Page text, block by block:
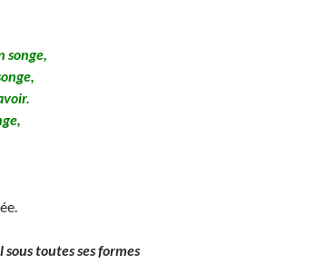
songe,
toutes ses formes